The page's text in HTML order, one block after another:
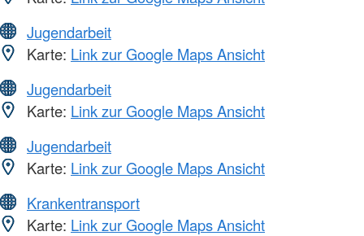
Jugendarbeit
Karte: Link zur Google Maps Ansicht
Jugendarbeit
Karte: Link zur Google Maps Ansicht
Jugendarbeit
Karte: Link zur Google Maps Ansicht
Krankentransport
Karte: Link zur Google Maps Ansicht